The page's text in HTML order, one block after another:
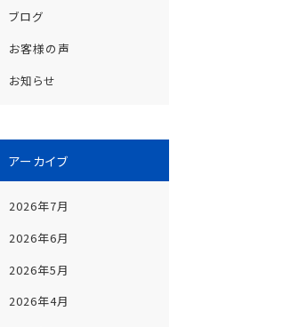
ブログ
お客様の声
お知らせ
アーカイブ
2026年7月
2026年6月
2026年5月
2026年4月